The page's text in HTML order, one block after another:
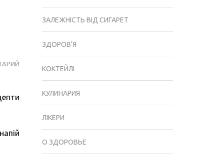
ПРИГОТУВАННЯ
ЗАЛЕЖНІСТЬ ВІД СИГАРЕТ
ЗДОРОВ'Я
КОКТЕЙЛІ
КУЛИНАРИЯ
ЛІКЕРИ
О ЗДОРОВЬЕ